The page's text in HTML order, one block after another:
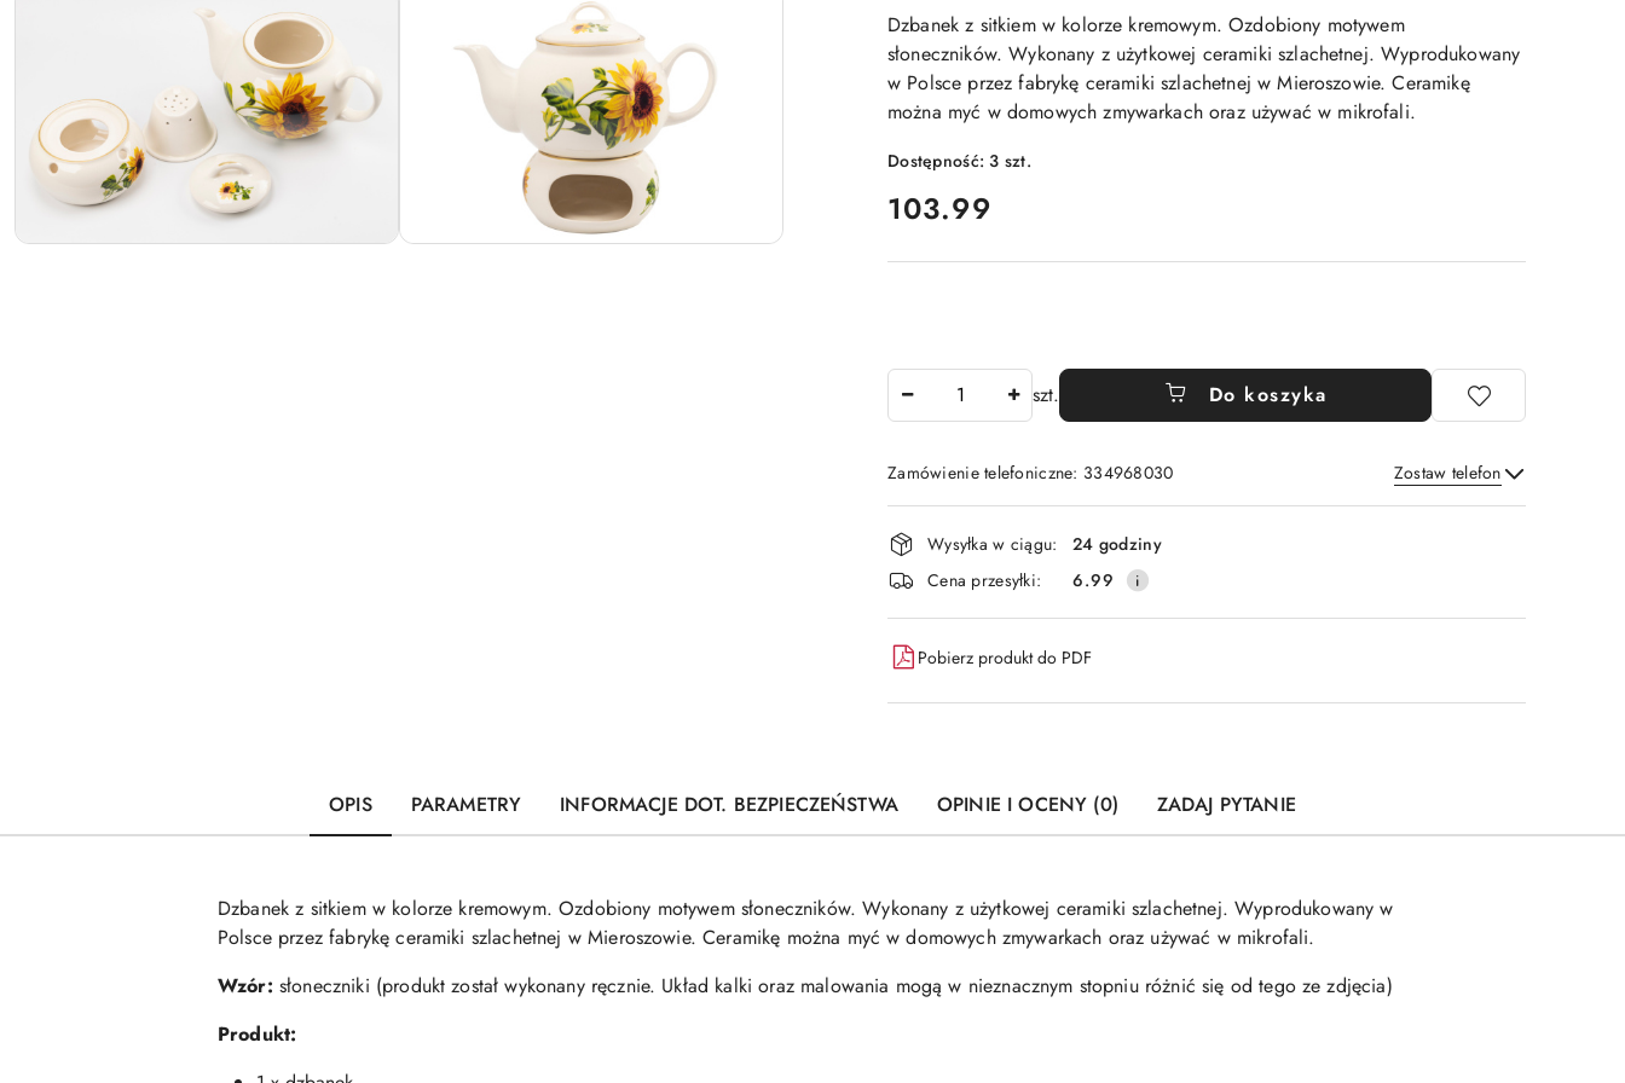
Dzbanek z sitkiem w kolorze kremowym. Ozdobiony motywem
słoneczników. Wykonany z użytkowej ceramiki szlachetnej. Wyprodukowany
w Polsce przez fabrykę ceramiki szlachetnej w Mieroszowie. Ceramikę
można myć w domowych zmywarkach oraz używać w mikrofali.
Dostępność:3 szt.
cena:
103.99
szt. Do koszyka
Zamówienie telefoniczne: 334968030 Zostaw telefon
Wyślij
Dostępność
i
dostawa
Wysyłka w ciągu:
24 godziny
Cena przesyłki:
6.99
Pobierz produkt do PDF
OPIS PARAMETRY INFORMACJE DOT. BEZPIECZEŃSTWA OPINIE I OCENY (0) ZADAJ PYTANIE
Dzbanek z sitkiem w kolorze kremowym. Ozdobiony motywem słoneczników. Wykonany z użytkowej ceramiki szlachetnej. Wyprodukowany w
Polsce przez fabrykę ceramiki szlachetnej w Mieroszowie. Ceramikę można myć w domowych zmywarkach oraz używać w mikrofali.
Wzór: słoneczniki (produkt został wykonany ręcznie. Układ kalki oraz malowania mogą w nieznacznym stopniu różnić się od tego ze zdjęcia)
Produkt: